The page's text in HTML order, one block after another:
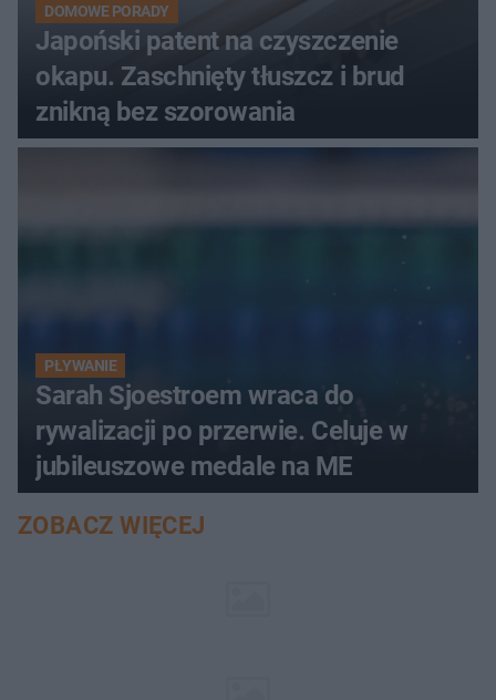
DOMOWE PORADY
Japoński patent na czyszczenie
okapu. Zaschnięty tłuszcz i brud
znikną bez szorowania
PŁYWANIE
Sarah Sjoestroem wraca do
rywalizacji po przerwie. Celuje w
jubileuszowe medale na ME
ZOBACZ WIĘCEJ